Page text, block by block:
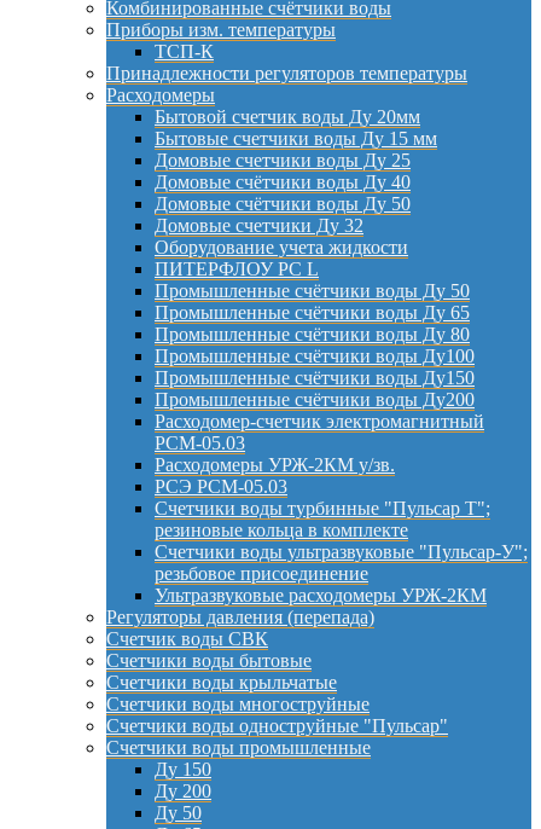
Комбинированные счётчики воды
Приборы изм. температуры
ТСП-К
Принадлежности регуляторов температуры
Расходомеры
Бытовой счетчик воды Ду 20мм
Бытовые счетчики воды Ду 15 мм
Домовые счетчики воды Ду 25
Домовые счётчики воды Ду 40
Домовые счётчики воды Ду 50
Домовые счетчики Ду 32
Оборудование учета жидкости
ПИТЕРФЛОУ РС L
Промышленные счётчики воды Ду 50
Промышленные счётчики воды Ду 65
Промышленные счётчики воды Ду 80
Промышленные счётчики воды Ду100
Промышленные счётчики воды Ду150
Промышленные счётчики воды Ду200
Расходомер-счетчик электромагнитный
РСМ-05.03
Расходомеры УРЖ-2КМ у/зв.
РСЭ РСМ-05.03
Счетчики воды турбинные "Пульсар Т";
резиновые кольца в комплекте
Счетчики воды ультразвуковые "Пульсар-У";
резьбовое присоединение
Ультразвуковые расходомеры УРЖ-2КМ
Регуляторы давления (перепада)
Счетчик воды СВК
Счетчики воды бытовые
Счетчики воды крыльчатые
Счетчики воды многоструйные
Счетчики воды одноструйные "Пульсар"
Счетчики воды промышленные
Ду 150
Ду 200
Ду 50